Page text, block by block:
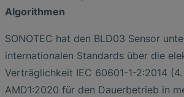
Algorithmen
SONOTEC hat den BLD03 Sensor
internationalen Standards über die
Verträglichkeit IEC 60601-1-2:2014
AMD1:2020 für den Dauerbetrieb in